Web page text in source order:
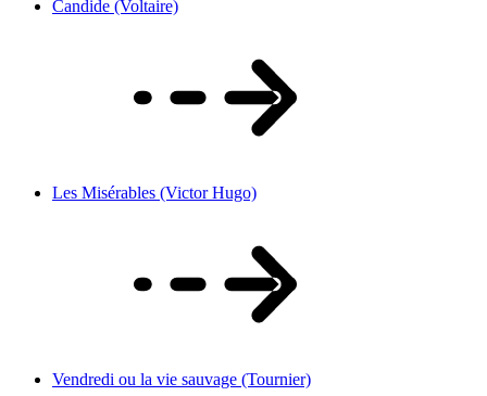
Candide (Voltaire)
Les Misérables (Victor Hugo)
Vendredi ou la vie sauvage (Tournier)